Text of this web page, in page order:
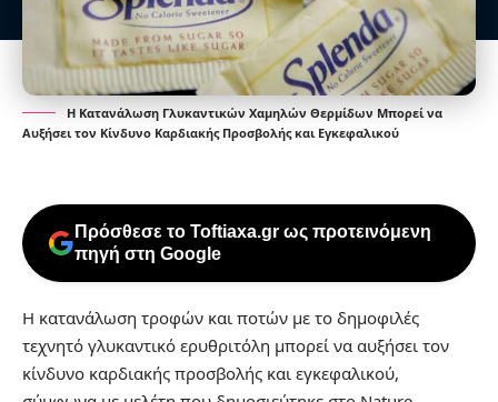
Η Κατανάλωση Γλυκαντικών Χαμηλών Θερμίδων Μπορεί να
Αυξήσει τον Κίνδυνο Καρδιακής Προσβολής και Εγκεφαλικού
Πρόσθεσε το Toftiaxa.gr ως προτεινόμενη
πηγή στη Google
Η κατανάλωση τροφών και ποτών με το δημοφιλές
τεχνητό γλυκαντικό ερυθριτόλη μπορεί να αυξήσει τον
κίνδυνο καρδιακής προσβολής και εγκεφαλικού,